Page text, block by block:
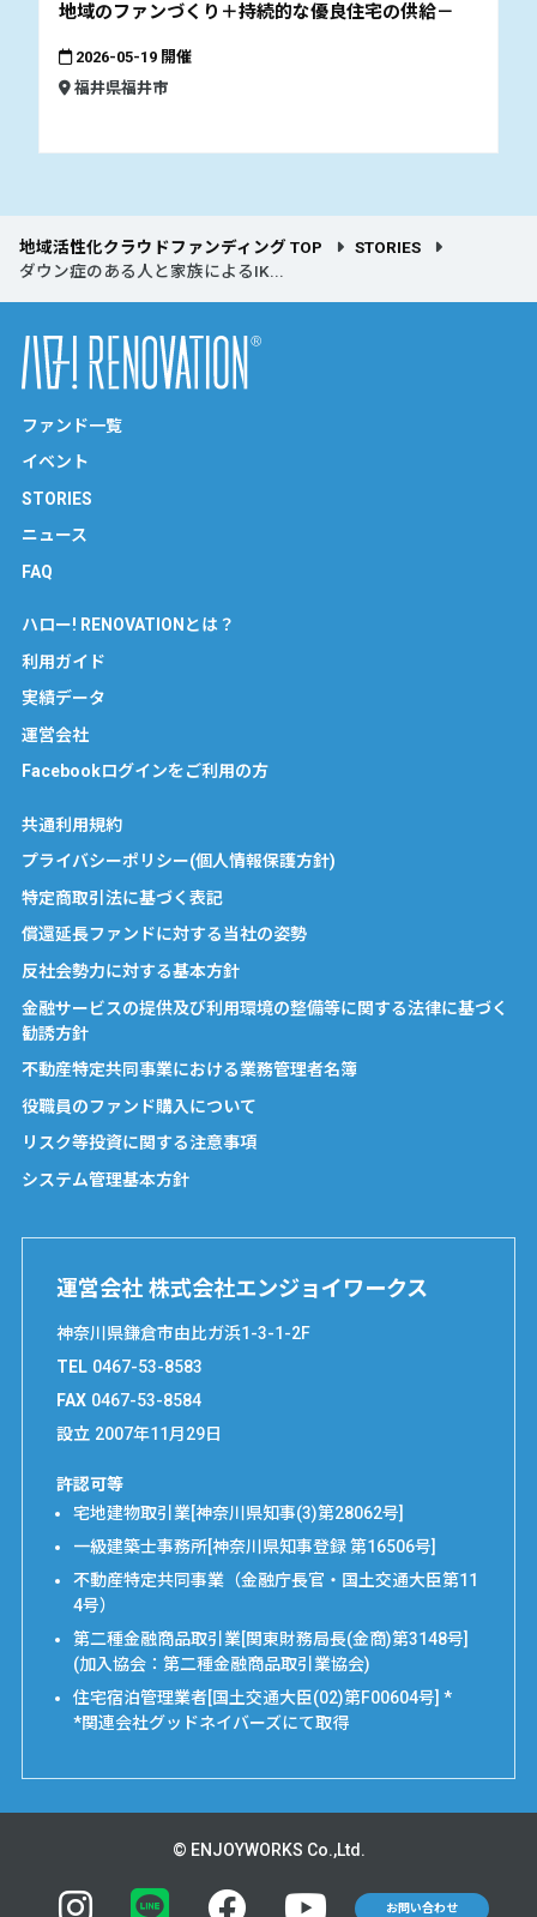
地域のファンづくり＋持続的な優良住宅の供給－
2026-05-19 開催
福井県福井市
地域活性化クラウドファンディング TOP
STORIES
ダウン症のある人と家族によるIK...
ファンド一覧
イベント
STORIES
ニュース
FAQ
ハロー! RENOVATIONとは？
利用ガイド
実績データ
運営会社
Facebookログインをご利用の方
共通利用規約
プライバシーポリシー(個人情報保護方針)
特定商取引法に基づく表記
償還延長ファンドに対する当社の姿勢
反社会勢力に対する基本方針
金融サービスの提供及び利用環境の整備等に関する法律に基づく
勧誘方針
不動産特定共同事業における業務管理者名簿
役職員のファンド購入について
リスク等投資に関する注意事項
システム管理基本方針
運営会社 株式会社エンジョイワークス
神奈川県鎌倉市由比ガ浜1-3-1-2F
TEL 0467-53-8583
FAX 0467-53-8584
設立 2007年11月29日
許認可等
宅地建物取引業[神奈川県知事(3)第28062号]
一級建築士事務所[神奈川県知事登録 第16506号]
不動産特定共同事業（金融庁長官・国土交通大臣第11
4号）
第二種金融商品取引業[関東財務局長(金商)第3148号]
(加入協会：第二種金融商品取引業協会)
住宅宿泊管理業者[国土交通大臣(02)第F00604号] *
*関連会社グッドネイバーズにて取得
© ENJOYWORKS Co.,Ltd.
お問い合わせ